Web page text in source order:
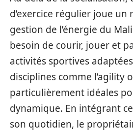
d’exercice régulier joue un
gestion de l’énergie du
besoin de courir, jouer et
activités sportives
disciplines comme l’agility
particulièrement idéales
dynamique. En intégrant
son quotidien, le